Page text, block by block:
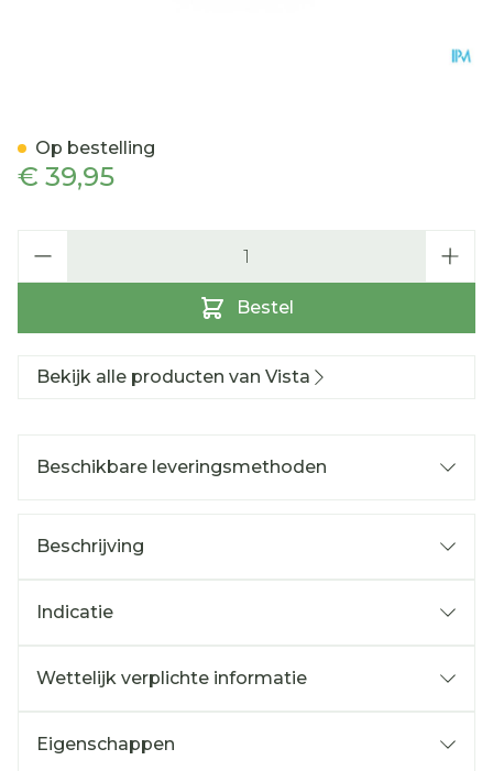
€ 39,95
Bestel
Op bestelling
Bekijk alle producten van Vista
Beschikbare leveringsmethoden
Beschrijving
Indicatie
Wettelijk verplichte informatie
Eigenschappen